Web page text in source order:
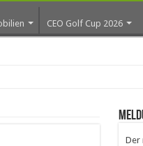
CEO Golf Cup 2026
Der